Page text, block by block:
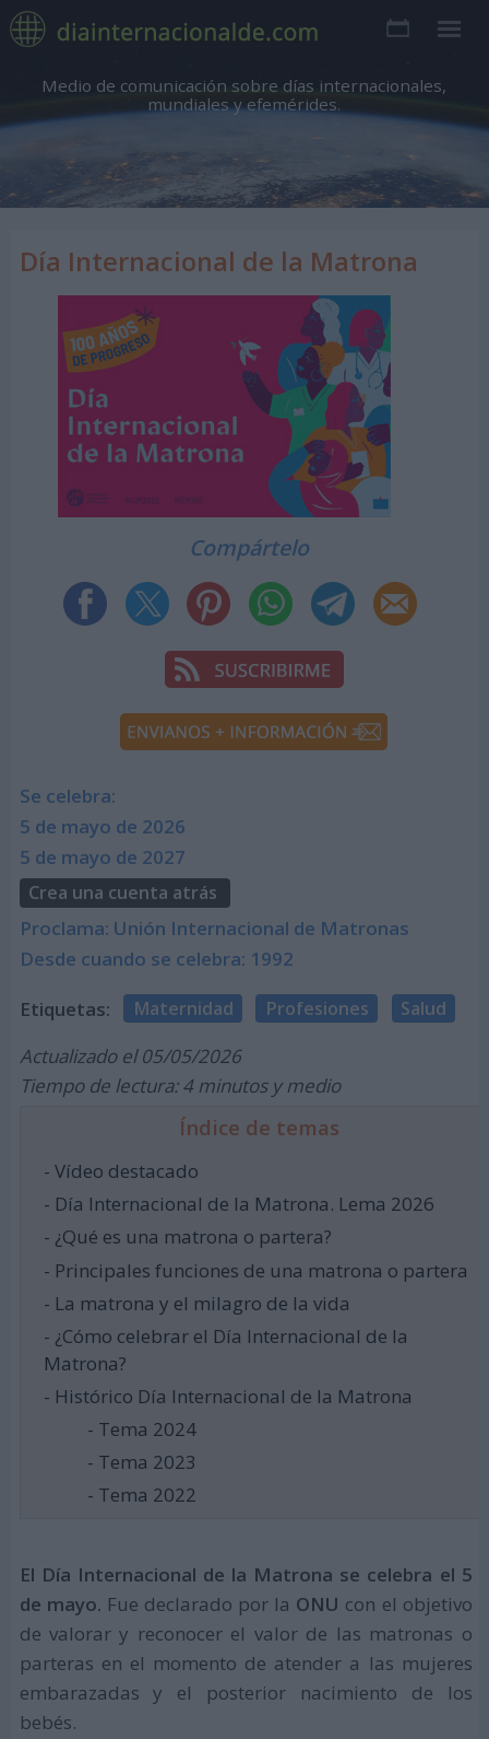
Medio de comunicación sobre días internacionales,
mundiales y efemérides.
Día Internacional de la Matrona
Compártelo
Se celebra:
5 de mayo de 2026
5 de mayo de 2027
Crea una cuenta atrás
Proclama: Unión Internacional de Matronas
Desde cuando se celebra: 1992
Etiquetas: Maternidad Profesiones Salud
Actualizado el 05/05/2026
Tiempo de lectura: 4 minutos y medio
Índice de temas
- Vídeo destacado
- Día Internacional de la Matrona. Lema 2026
- ¿Qué es una matrona o partera?
- Principales funciones de una matrona o partera
- La matrona y el milagro de la vida
- ¿Cómo celebrar el Día Internacional de la
Matrona?
- Histórico Día Internacional de la Matrona
- Tema 2024
- Tema 2023
- Tema 2022
El Día Internacional de la Matrona se celebra el 5
de mayo. Fue declarado por la ONU con el objetivo
de valorar y reconocer el valor de las matronas o
parteras en el momento de atender a las mujeres
embarazadas y el posterior nacimiento de los
bebés.